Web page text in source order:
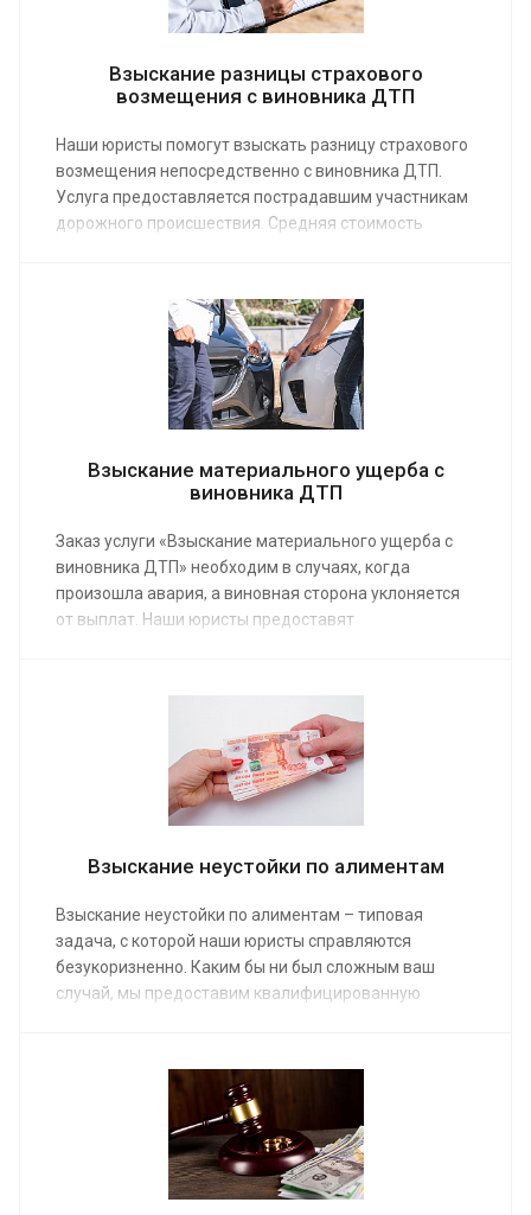
Взыскание разницы страхового
возмещения с виновника ДТП
Наши юристы помогут взыскать разницу страхового
возмещения непосредственно с виновника ДТП.
Услуга предоставляется пострадавшим участникам
дорожного происшествия. Средняя стоимость
Взыскание материального ущерба с
виновника ДТП
Заказ услуги «Взыскание материального ущерба с
виновника ДТП» необходим в случаях, когда
произошла авария, а виновная сторона уклоняется
от выплат. Наши юристы предоставят
закону денежные средства. Средняя стоимость
работы юриста по ДТП от 14 500 руб.
Взыскание неустойки по алиментам
Взыскание неустойки по алиментам – типовая
задача, с которой наши юристы справляются
безукоризненно. Каким бы ни был сложным ваш
случай, мы предоставим квалифицированную
или карточку. Услуги адвоката оплачиваются по
средней стоимости от от 10 000 руб.